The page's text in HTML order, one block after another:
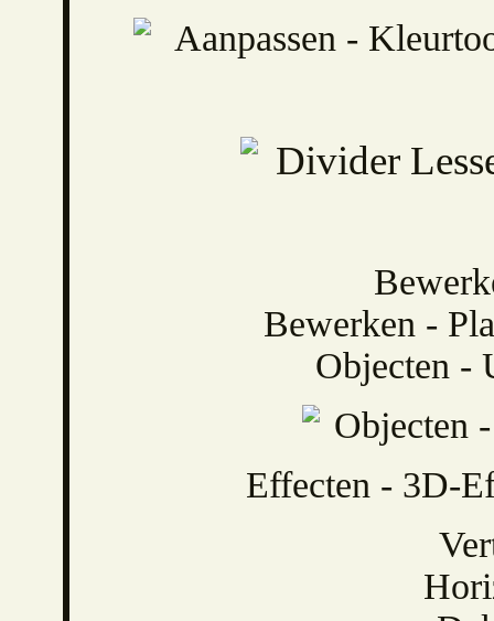
Bewerken -
Objecten -
Effecten - 3D-